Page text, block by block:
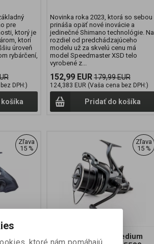
pre
ktorý je
ktorí
úroveň
rybárčení,
DPH:)
Novinka roka 2023, ktorá so sebou
prináša opäť nové inovácie a
jedinečné Shimano technológie. Na
rozdiel od predchádzajúceho
modelu už za skvelú cenu má
model Speedmaster XSD telo
vyrobené z...
152,99 EUR179,99 EUR
124,383 EUR (Vaša cena bez DPH:)
Pridať do košíka
Zľava
15 %
Zľava
15 %
Shimano Navijak Medium